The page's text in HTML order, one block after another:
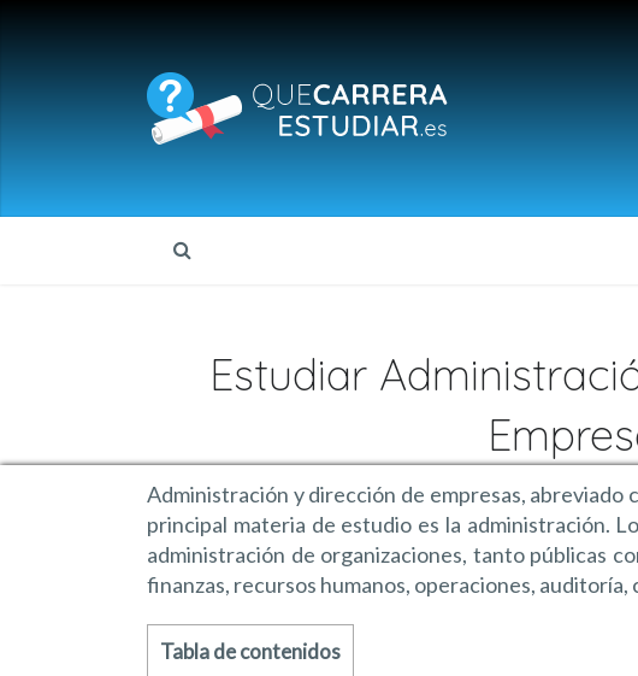
Estudiar
Administración y dirección de empresas, abreviado
principal materia de estudio es la administración.
administración de organizaciones, tanto públicas
finanzas, recursos humanos, operaciones,
Tabla de contenidos